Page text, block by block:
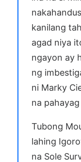
kanilang
agad niya
ngayon ay
ng
ni Marky
na
Tubong
lahing
na Sole